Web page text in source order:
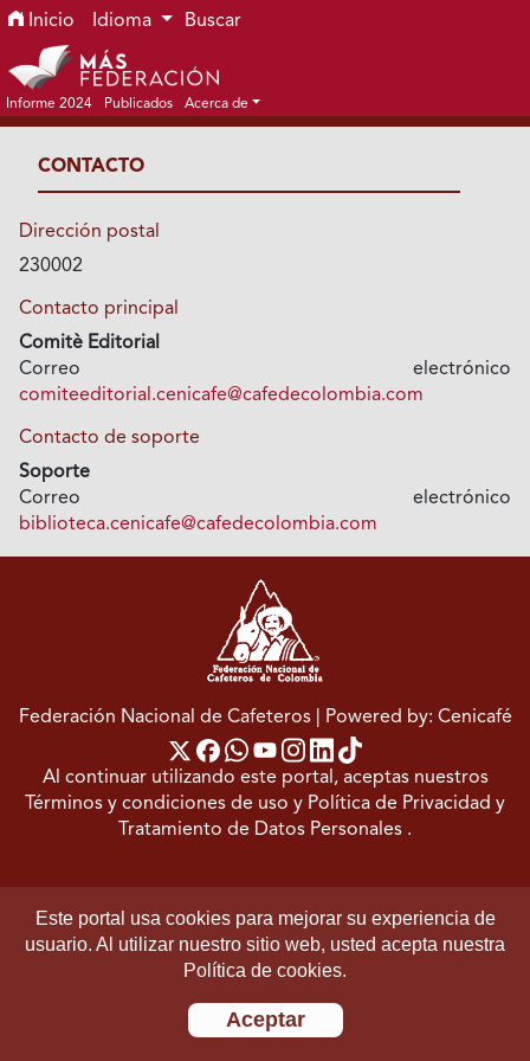
Ir al menú de navegación principal
Ir al contenido principal
Ir al pie de página del sitio
Inicio Idioma Buscar
Informe 2024 Publicados Acerca de
CONTACTO
Dirección postal
230002
Contacto principal
Comitè Editorial
Correo electrónico
comiteeditorial.cenicafe@cafedecolombia.com
Contacto de soporte
Soporte
Correo electrónico
biblioteca.cenicafe@cafedecolombia.com
Este portal usa cookies para mejorar su experiencia de
usuario. Al utilizar nuestro sitio web, usted acepta nuestra
Política de cookies.
Aceptar
Federación Nacional de Cafeteros | Powered by: Cenicafé
Al continuar utilizando este portal, aceptas nuestros
Términos y condiciones de uso y Política de Privacidad y
Tratamiento de Datos Personales .